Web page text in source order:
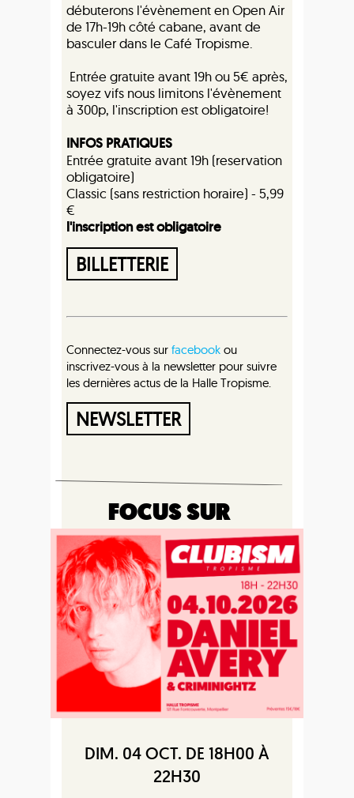
débuterons l'évènement en Open Air
de 17h-19h côté cabane, avant de
basculer dans le Café Tropisme.
Entrée gratuite avant 19h ou 5€ après,
soyez vifs nous limitons l'évènement
à 300p, l'inscription est obligatoire!
INFOS PRATIQUES
Entrée gratuite avant 19h (reservation
obligatoire)
Classic (sans restriction horaire) - 5,99
€
l'inscription est obligatoire
BILLETTERIE
Connectez-vous sur facebook ou
inscrivez-vous à la newsletter pour suivre
les dernières actus de la Halle Tropisme.
NEWSLETTER
FOCUS SUR
DIM. 04 OCT. DE 18H00 À
22H30